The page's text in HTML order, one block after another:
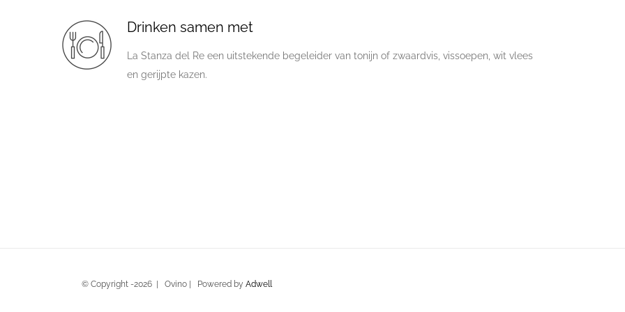
Drinken samen met
La Stanza del Re een uitstekende begeleider van tonijn of zwaardvis, vissoepen, wit vlees
en gerijpte kazen.
© Copyright -2026 | Ovino | Powered by Adwell